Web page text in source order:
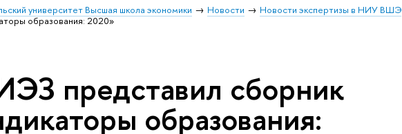
университет Высшая школа экономики Новости Новости экспертизы в НИУ ВШЭ
образования: 2020»
представил сборник
образования: